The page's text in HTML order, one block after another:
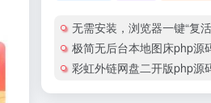
无需安装，浏览器一键“复活”怀
极简无后台本地图床php源
彩虹外链网盘二开版php源